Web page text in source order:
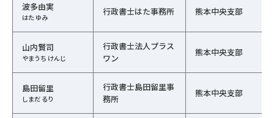
波多由実
はた ゆみ
行政書士はた事務所 熊本中央支部
山内賢司
やまうち けんじ
行政書士法人プラス
ワン
熊本中央支部
島田留里
しまだ るり
行政書士島田留里事
務所
熊本中央支部